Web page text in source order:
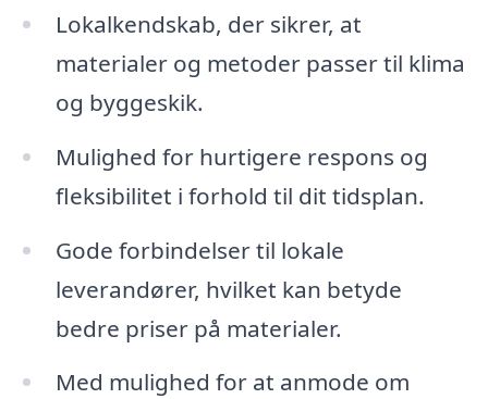
Lokalkendskab, der sikrer, at
materialer og metoder passer til klima
og byggeskik.
Mulighed for hurtigere respons og
fleksibilitet i forhold til dit tidsplan.
Gode forbindelser til lokale
leverandører, hvilket kan betyde
bedre priser på materialer.
Med mulighed for at anmode om